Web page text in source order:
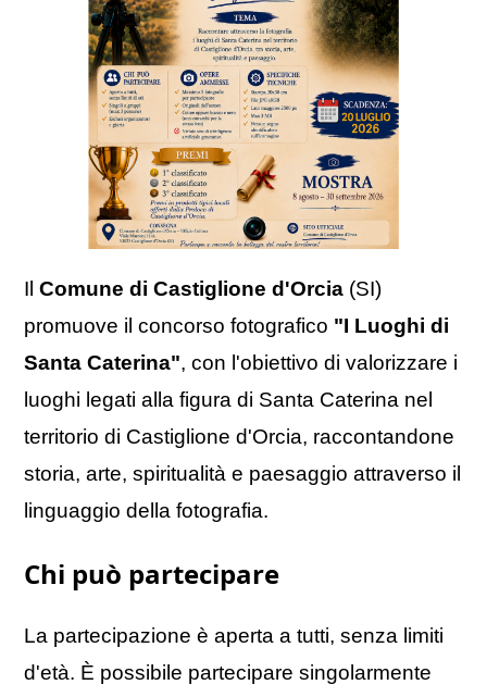
Il Comune di Castiglione d'Orcia (SI)
promuove il concorso fotografico "I Luoghi di
Santa Caterina", con l'obiettivo di valorizzare i
luoghi legati alla figura di Santa Caterina nel
territorio di Castiglione d'Orcia, raccontandone
storia, arte, spiritualità e paesaggio attraverso il
linguaggio della fotografia.
Chi può partecipare
La partecipazione è aperta a tutti, senza limiti
d'età. È possibile partecipare singolarmente